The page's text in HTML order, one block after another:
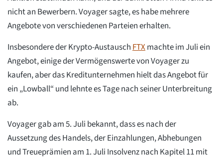
nicht an Bewerbern. Voyager sagte, es habe mehrere
Angebote von verschiedenen Parteien erhalten.
Insbesondere der Krypto-AustauschFTXmachte im Juli ein
Angebot, einige der Vermögenswerte von Voyager zu
kaufen, aber das Kreditunternehmen hielt das Angebot für
ein „Lowball“ und lehnte es Tage nach seiner Unterbreitung
ab.
Voyager gab am 5. Juli bekannt, dass es nach der
Aussetzung des Handels, der Einzahlungen, Abhebungen
und Treueprämien am 1. Juli Insolvenz nach Kapitel 11 mit